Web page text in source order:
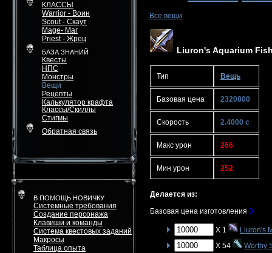
КЛАССЫ
Warrior - Воин
Scout - Скаут
Mage- Маг
Priest - Жрец
БАЗА ЗНАНИЙ
Квесты
НПС
Монстры
Вещи
Рецепты
Калькулятор крафта
Классы/Скиллы
Стигмы
Обратная связь
В ПОМОЩЬ НОВИЧКУ
Системные требования
Создание персонажа
Клавиши и команды
Система квестовых заданий
Макросы
Таблица опыта
Все вещи
Liuron's Aquarium
Тип Вещь
Базовая цена 2320800
Скорость 2.4000 с
Макс урон 266
Мин урон 252
Делается из:
Базовая цена изготовления 0
X 1
Liuron's
X 54
Worthy